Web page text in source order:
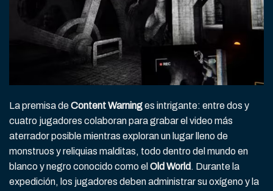
La premisa deContent Warninges intrigante: entre dos y
cuatro jugadores colaboran para grabar el video más
aterrador posible mientras exploran un lugar lleno de
monstruos y reliquias malditas, todo dentro del mundo en
blanco y negro conocido como el Old World . Durante la
expedición, los jugadores deben administrar su oxígeno y la